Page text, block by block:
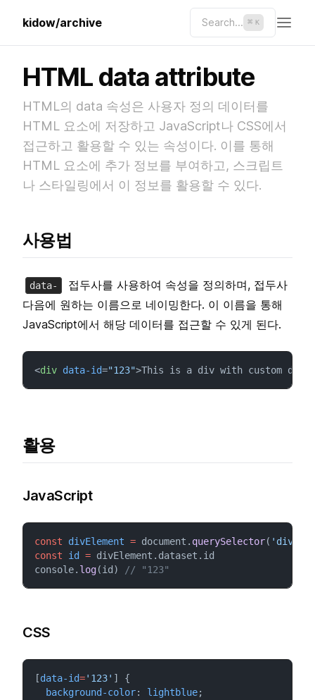
kidow/archive Search... ⌘ K
HTML data attribute
HTML의 data 속성은 사용자 정의 데이터를
HTML 요소에 저장하고 JavaScript나 CSS에서
접근하고 활용할 수 있는 속성이다. 이를 통해
HTML 요소에 추가 정보를 부여하고, 스크립트
나 스타일링에서 이 정보를 활용할 수 있다.
사용법
data-
접두사를 사용하여 속성을 정의하며, 접두사
다음에 원하는 이름으로 네이밍한다. 이 이름을 통해
JavaScript에서 해당 데이터를 접근할 수 있게 된다.
<div data-id="123">This is a div with custom
활용
JavaScript
const divElement = document. querySelector( 'div'
const
id = divElement.dataset.id
console. log(id) // "123"
CSS
[data-id='123' ] {
background-color: lightblue;